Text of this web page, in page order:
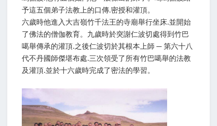
予這五個弟子法教上的口傳.密授和灌頂。
六歲時他進入大吉嶺竹千法王的寺廟舉行坐床.並開始
了佛法的僧伽教育。九歲時於突謝仁波切處得到竹巴
噶舉傳承的灌頂.之後仁波切於其根本上師 ─ 第六十八
代不丹國師傑堪布處.三次領受了所有竹巴噶舉的法教
及灌頂.並於十六歲時完成了密法的學習。